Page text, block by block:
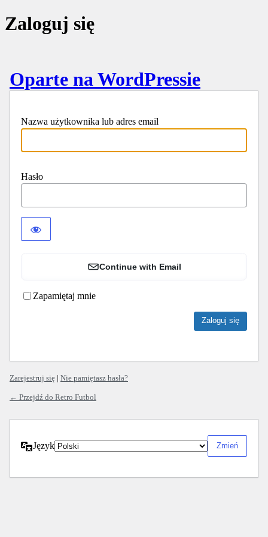
Zaloguj się
Oparte na WordPressie
Nazwa użytkownika lub adres email
Hasło
Continue with Email
Zapamiętaj mnie
Zarejestruj się | Nie pamiętasz hasła?
← Przejdź do Retro Futbol
Język